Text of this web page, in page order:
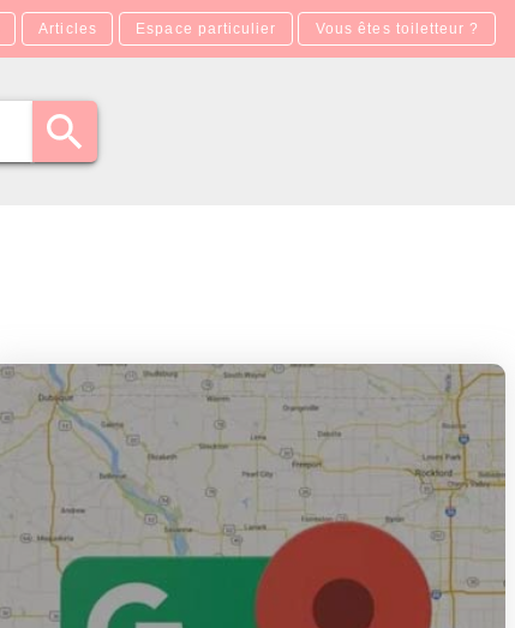
Articles Espace particulier Vous êtes toiletteur ?